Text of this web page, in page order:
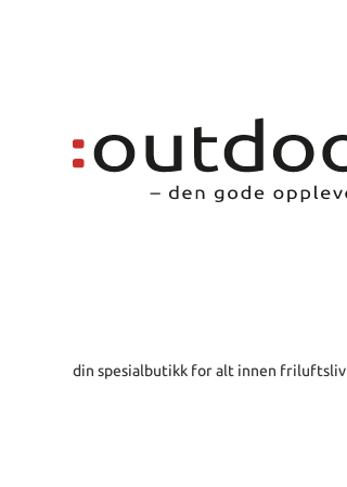
din spesialbutikk for alt innen friluftsliv